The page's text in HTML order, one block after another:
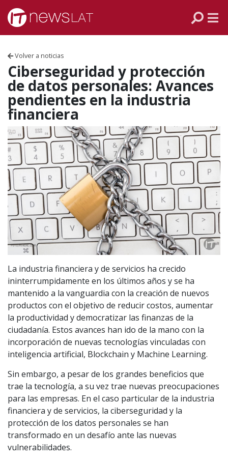
Skip to content
Volver a noticias
Ciberseguridad y protección
de datos personales: Avances
pendientes en la industria
financiera
La industria financiera y de servicios ha crecido
ininterrumpidamente en los últimos años y se ha
mantenido a la vanguardia con la creación de nuevos
productos con el objetivo de reducir costos, aumentar
la productividad y democratizar las finanzas de la
ciudadanía. Estos avances han ido de la mano con la
incorporación de nuevas tecnologías vinculadas con
inteligencia artificial, Blockchain y Machine Learning.
Sin embargo, a pesar de los grandes beneficios que
trae la tecnología, a su vez trae nuevas preocupaciones
para las empresas. En el caso particular de la industria
financiera y de servicios, la ciberseguridad y la
protección de los datos personales se han
transformado en un desafío ante las nuevas
vulnerabilidades.
VENEZUELA
ECUADOR
CHILE
ARGENTINA
MÉXICO